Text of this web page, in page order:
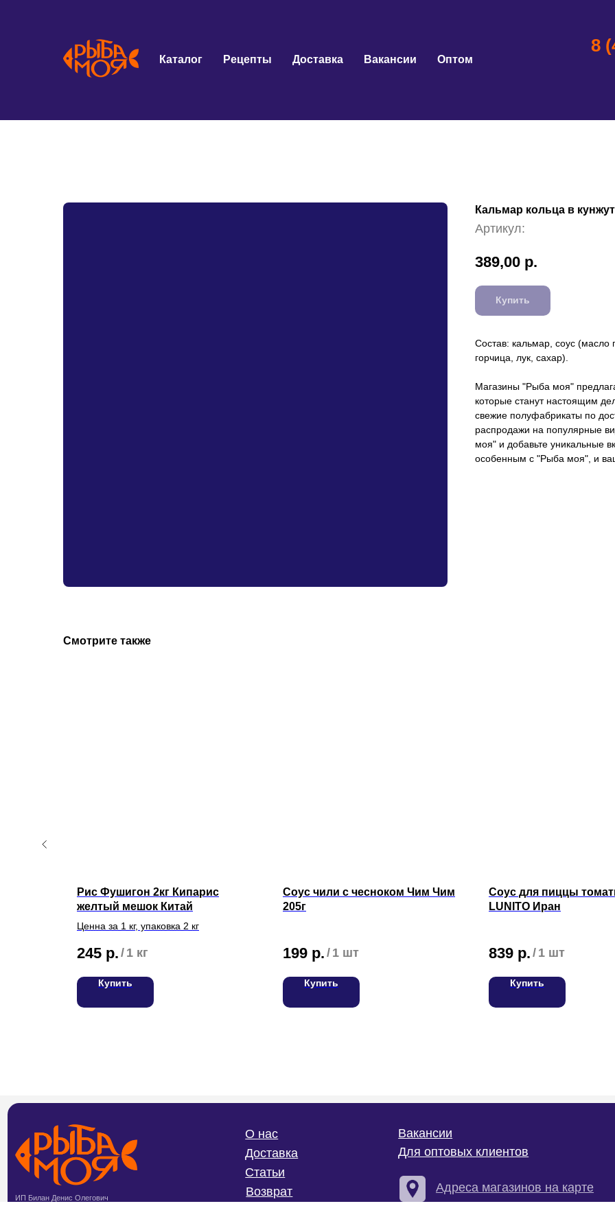
Каталог Рецепты Доставка Вакансии Оптом
8
Кальмар кольца в
Артикул:
389,00 р.
Купить
Состав: кальмар, соус (масло
горчица, лук, сахар).
Магазины "Рыба моя"
которые станут настоящим
свежие полуфабрикаты по
распродажи на популярные
моя" и добавьте уникальные
особенным с "Рыба моя", и
Смотрите также
Рис Фушигон 2кг Кипарис
желтый мешок Китай
Ценна за 1 кг, упаковка 2 кг
245 р. / 1 кг
Купить
Соус чили с чесноком Чим Чим
205г
199 р. / 1 шт
Купить
Соус для пиццы
LUNITO Иран
839 р. / 1 шт
Купить
обработки персональных данных